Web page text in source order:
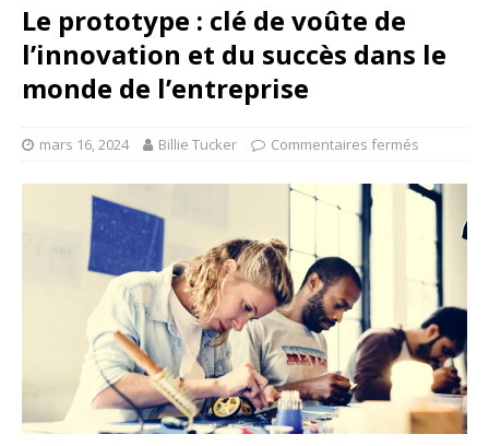
Le prototype : clé de voûte de
l’innovation et du succès dans le
monde de l’entreprise
mars 16, 2024 Billie Tucker Commentaires fermés